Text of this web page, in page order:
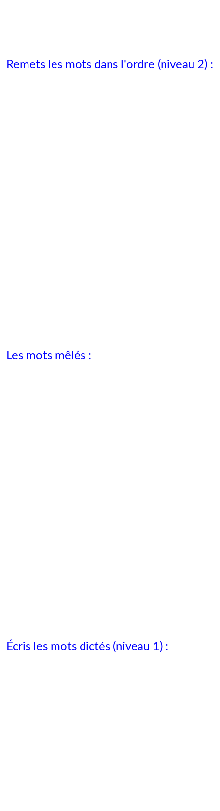
Remets les mots dans l'ordre (niveau 2) :
Les mots mêlés :
Écris les mots dictés (niveau 1) :